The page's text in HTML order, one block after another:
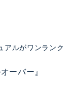
アルがワンランク
ーバー』